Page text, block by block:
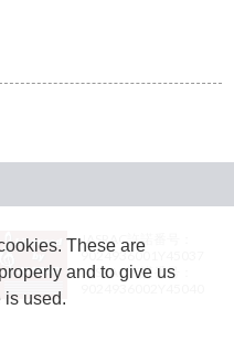
JASRAC許諾番号：
9024936001Y45037
JASRAC許諾番号：
These are
and to give us
is used.